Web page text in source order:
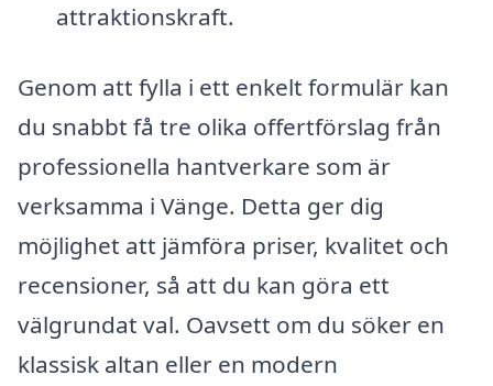
attraktionskraft.
Genom att fylla i ett enkelt formulär kan
du snabbt få tre olika offertförslag från
professionella hantverkare som är
verksamma i Vänge. Detta ger dig
möjlighet att jämföra priser, kvalitet och
recensioner, så att du kan göra ett
välgrundat val. Oavsett om du söker en
klassisk altan eller en modern